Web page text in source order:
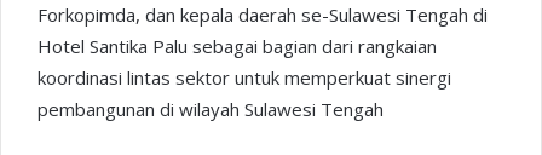
Forkopimda, dan kepala daerah se-Sulawesi Tengah di
Hotel Santika Palu sebagai bagian dari rangkaian
koordinasi lintas sektor untuk memperkuat sinergi
pembangunan di wilayah Sulawesi Tengah